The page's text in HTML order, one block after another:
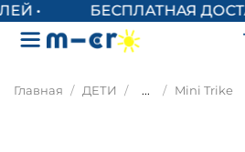
БЕСПЛАТНАЯ
Главная ДЕТИ ... Mini Trike